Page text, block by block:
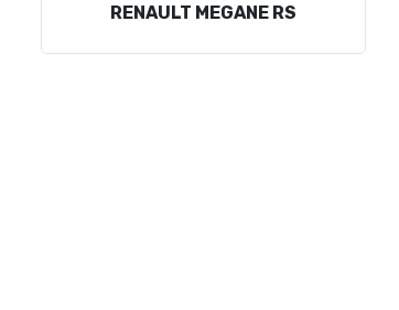
RENAULT MEGANE RS